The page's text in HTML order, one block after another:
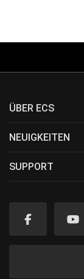
ÜBER ECS
NEUIGKEITEN
SUPPORT